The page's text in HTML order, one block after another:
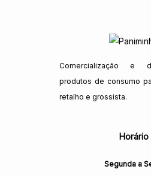
Comercialização e
produtos de consumo
retalho e grossista.
Horário
Segunda a